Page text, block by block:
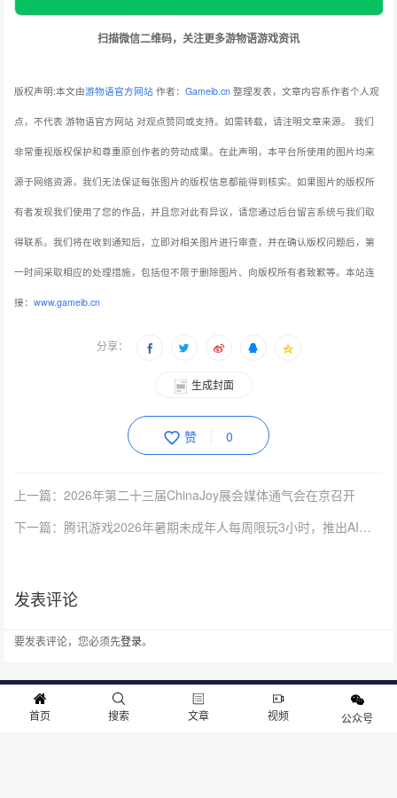
扫描微信二维码，关注更多游物语游戏资讯
版权声明:本文由游物语官方网站 作者：Gameib.cn 整理发表，文章内容系作者个人观
点，不代表 游物语官方网站 对观点赞同或支持。如需转载，请注明文章来源。 我们
非常重视版权保护和尊重原创作者的劳动成果。在此声明，本平台所使用的图片均来
源于网络资源，我们无法保证每张图片的版权信息都能得到核实。如果图片的版权所
有者发现我们使用了您的作品，并且您对此有异议，请您通过后台留言系统与我们取
得联系。我们将在收到通知后，立即对相关图片进行审查，并在确认版权问题后，第
一时间采取相应的处理措施，包括但不限于删除图片、向版权所有者致歉等。本站连
接：www.gameib.cn
分享：
生成封面
赞 0
上一篇：2026年第二十三届ChinaJoy展会媒体通气会在京召开
下一篇：腾讯游戏2026年暑期未成年人每周限玩3小时，推出AI防沉迷
发表评论
要发表评论，您必须先登录。
关于我们 寻求报道 投稿须知 商务合作 版权申明
联系我们
首页 搜索 文章 视频 公众号